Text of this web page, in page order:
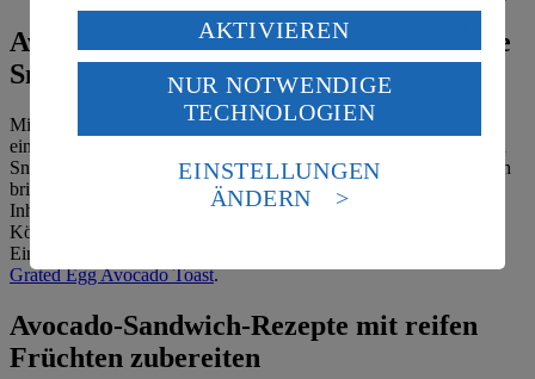
Avocado-Sandwich-Rezept: ausgewogene
Snacks
Mit unserem Avocado-Sandwich-Rezept kannst du schnell und
einfach eine ausgewogene Mahlzeit zubereiten: Ob Frühstück, ein
Snack zwischendurch oder Abendessen, unser Avocado-Sandwich
bringt Abwechslung in deinen Speiseplan und besitzt zahlreiche
Inhaltsstoffe wie Eiweiß, Fettsäuren und Kohlenhydrate, die dein
Körper braucht, um während des Tages leistungsfähig zu bleiben.
Eine trendige australische Variante liefern wir dir gleich dazu:
Grated Egg Avocado Toast.
Avocado-Sandwich-Rezepte mit reifen
Früchten zubereiten
Verarbeitung deiner personenbezogenen Daten in den
USA durch Facebook und YouTube:
Wenn du auf „Aktivieren“ klickst, willigst du im Sinne
des Art. 49 Abs. 1 Satz 1 lit. a) DSGVO ein, dass deine
Daten in den USA verarbeitet werden. Der EuGH sieht
die USA als Land mit einem nach europäischen
Standards nicht angemessenen Datenschutzniveau an.
Es besteht das Risiko eines Zugriffs durch US-
Informationen zum Herausgeber der Seite findest du
AKTIVIEREN
NUR NOTWENDIGE
TECHNOLOGIEN
EINSTELLUNGEN
ÄNDERN